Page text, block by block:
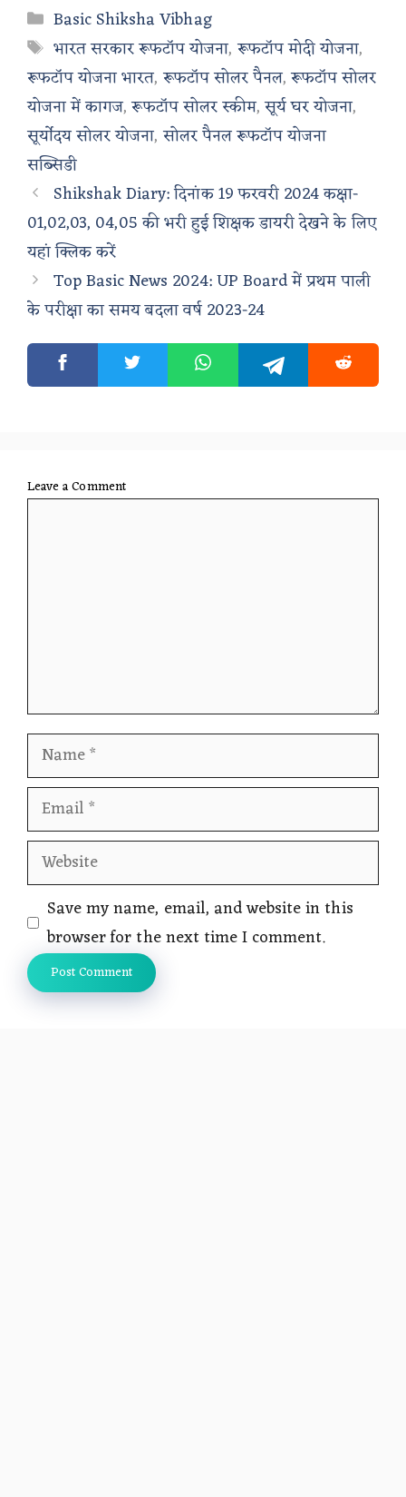
Categories
Basic Shiksha Vibhag
Tags
भारत सरकार रूफटॉप योजना,रूफटॉप मोदी योजना,
रूफटॉप योजना भारत,रूफटॉप सोलर पैनल,रूफटॉप सोलर
योजना में कागज,रूफटॉप सोलर स्कीम,सूर्य घर योजना,
सूर्योदय सोलर योजना,सोलर पैनल रूफटॉप योजना
सब्सिडी
Shikshak Diary: दिनांक 19 फरवरी 2024 कक्षा-
01,02,03, 04,05 की भरी हुई शिक्षक डायरी देखने के लिए
यहां क्लिक करें
Top Basic News 2024: UP Board में प्रथम पाली
के परीक्षा का समय बदला वर्ष 2023-24
Leave a Comment
Name
Email
Website
Save my name, email, and website in this
browser for the next time I comment.